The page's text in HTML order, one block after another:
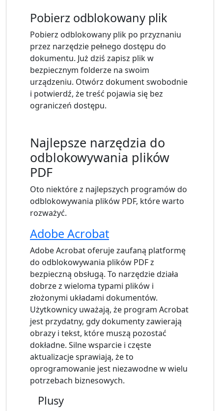
Pobierz odblokowany plik
Pobierz odblokowany plik po przyznaniu
przez narzędzie pełnego dostępu do
dokumentu. Już dziś zapisz plik w
bezpiecznym folderze na swoim
urządzeniu. Otwórz dokument swobodnie
i potwierdź, że treść pojawia się bez
ograniczeń dostępu.
Najlepsze narzędzia do
odblokowywania plików
PDF
Oto niektóre z najlepszych programów do
odblokowywania plików PDF, które warto
rozważyć.
Adobe Acrobat
Adobe Acrobat oferuje zaufaną platformę
do odblokowywania plików PDF z
bezpieczną obsługą. To narzędzie działa
dobrze z wieloma typami plików i
złożonymi układami dokumentów.
Użytkownicy uważają, że program Acrobat
jest przydatny, gdy dokumenty zawierają
obrazy i tekst, które muszą pozostać
dokładne. Silne wsparcie i częste
aktualizacje sprawiają, że to
oprogramowanie jest niezawodne w wielu
potrzebach biznesowych.
Plusy